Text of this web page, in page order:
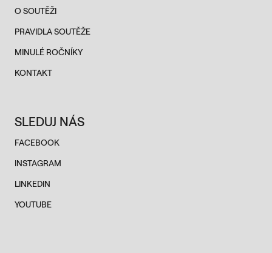
O SOUTĚŽI
PRAVIDLA SOUTĚŽE
MINULÉ ROČNÍKY
KONTAKT
SLEDUJ NÁS
FACEBOOK
INSTAGRAM
LINKEDIN
YOUTUBE